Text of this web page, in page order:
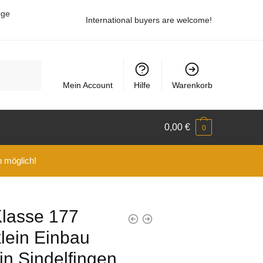
International buyers are welcome!
Mein Account Hilfe Warenkorb
0,00 € 0
möglich!
177
Einbau
Sindelfingen